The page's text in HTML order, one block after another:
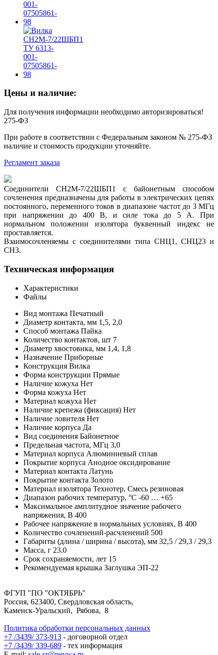
Цены и наличие:
Для получения информации необходимо авторизироваться!
275-ФЗ
При работе в соответствии с Федеральным законом № 275-ФЗ
наличие и стоимость продукции уточняйте.
Регламент заказа
Соединители СН2М-7/22ШБП1 с байонетным способом
сочленения предназначены для работы в электрических цепях
постоянного, переменного токов в диапазоне частот до 3 МГц
при напряжении до 400 В, и силе тока до 5 А. При
нормальном положении изолятора буквенный индекс не
проставляется.
Взаимосочленяемы с соединителями типа СНЦ1, СНЦ23 и
СН3.
Техническая информация
Характеристики
Файлы
Вид монтажа Печатный
Диаметр контакта, мм 1,5, 2,0
Способ монтажа Пайка
Количество контактов, шт 7
Диаметр хвостовика, мм 1,4, 1,8
Назначение Приборные
Конструкция Вилка
Форма конструкции Прямые
Наличие кожуха Нет
Форма кожуха Нет
Материал кожуха Нет
Наличие крепежа (фиксация) Нет
Наличие ловителя Нет
Наличие корпуса Да
Вид соединения Байонетное
Предельная частота, МГц 3,0
Материал корпуса Алюминиевый сплав
Покрытие корпуса Анодное оксидирование
Материал контакта Латунь
Покрытие контакта Золото
Материал изолятора Технотер, Смесь резиновая
Диапазон рабочих температур, °С -60 … +65
Максимальное амплитудное значение рабочего
напряжения, В 400
Рабочее напряжение в нормальных условиях, В 400
Количество сочленений-расчленений 500
Габариты (длина / ширина / высота), мм 32,5 / 29,3 / 29,3
Масса, г 23.0
Срок сохраняемости, лет 15
Рекомендуемая крышка Заглушка ЭП-22
ФГУП "ПО "ОКТЯБРЬ"
Россия, 623400, Свердловская область,
Каменск-Уральский, Рябова, 8
Политика обработки персональных данных
+7 /3439/ 373-913 - договорной отдел
+7 /3439/ 339-689 - тех информация